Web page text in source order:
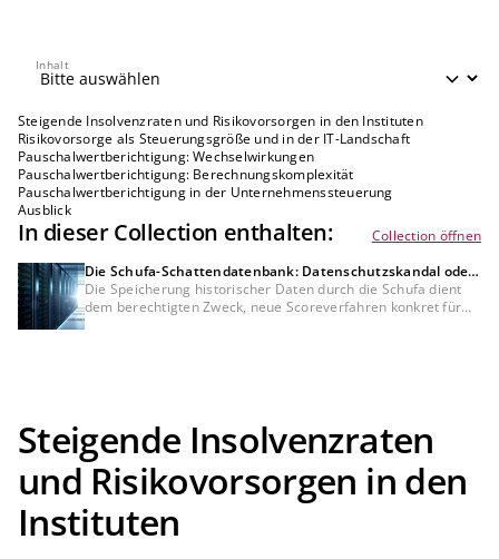
Inhalt
Inhalt
Steigende Insolvenzraten und Risikovorsorgen in den Instituten
Risikovorsorge als Steuerungsgröße und in der IT-Landschaft
Pauschalwertberichtigung: Wechselwirkungen
Pauschalwertberichtigung: Berechnungskomplexität
Pauschalwertberichtigung in der Unternehmenssteuerung
Ausblick
In dieser Collection enthalten:
Collection öffnen
Die Schufa-Schattendatenbank: Datenschutzskandal oder
Bedürfnis der Kreditwirtschaft?
Die Speicherung historischer Daten durch die Schufa dient
dem berechtigten Zweck, neue Scoreverfahren konkret für
Steigende Insolvenzraten
und Risikovorsorgen in den
Instituten